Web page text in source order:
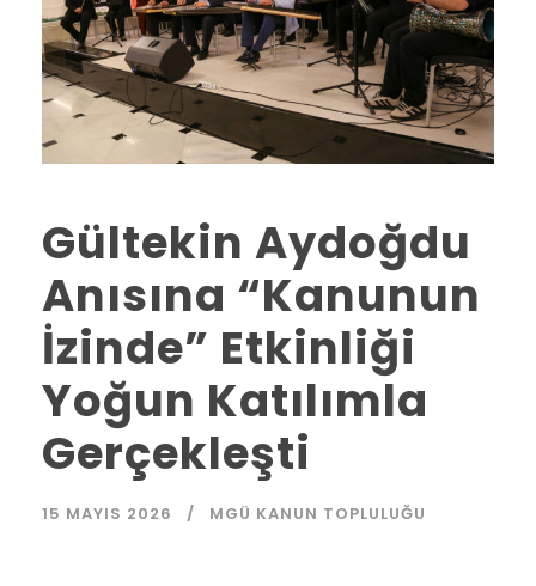
Gültekin Aydoğdu
Anısına “Kanunun
İzinde” Etkinliği
Yoğun Katılımla
Gerçekleşti
15 MAYIS 2026 MGÜ KANUN TOPLULUĞU